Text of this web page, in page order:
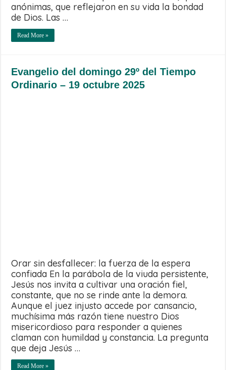
anónimas, que reflejaron en su vida la bondad
de Dios. Las …
Read More »
Evangelio del domingo 29º del Tiempo
Ordinario – 19 octubre 2025
Orar sin desfallecer: la fuerza de la espera
confiada En la parábola de la viuda persistente,
Jesús nos invita a cultivar una oración fiel,
constante, que no se rinde ante la demora.
Aunque el juez injusto accede por cansancio,
muchísima más razón tiene nuestro Dios
misericordioso para responder a quienes
claman con humildad y constancia. La pregunta
que deja Jesús …
Read More »